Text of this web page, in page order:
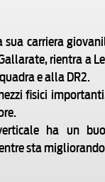
sua carriera
rientra a
e alla DR2.
fisici
ha un
sta